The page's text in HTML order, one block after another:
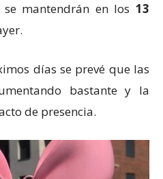
mantendrán en los 13
días se prevé que las
bastante y la
de presencia.